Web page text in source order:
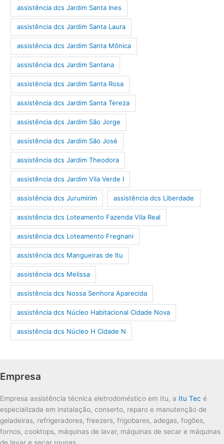
assistência dcs Jardim Santa Ines
assistência dcs Jardim Santa Laura
assistência dcs Jardim Santa Mônica
assistência dcs Jardim Santana
assistência dcs Jardim Santa Rosa
assistência dcs Jardim Santa Tereza
assistência dcs Jardim São Jorge
assistência dcs Jardim São José
assistência dcs Jardim Theodora
assistência dcs Jardim Vila Verde I
assistência dcs Jurumirim assistência dcs Liberdade
assistência dcs Loteamento Fazenda Vila Real
assistência dcs Loteamento Fregnani
assistência dcs Mangueiras de Itu
assistência dcs Melissa
assistência dcs Nossa Senhora Aparecida
assistência dcs Núcleo Habitacional Cidade Nova
assistência dcs Núcleo H Cidade N
Empresa
Empresa assistência técnica eletrodoméstico em Itu, a Itu Tec é
especializada em instalação, conserto, reparo e manutenção de
geladeiras, refrigeradores, freezers, frigobares, adegas, fogões,
fornos, cooktops, máquinas de lavar, máquinas de secar e máquinas